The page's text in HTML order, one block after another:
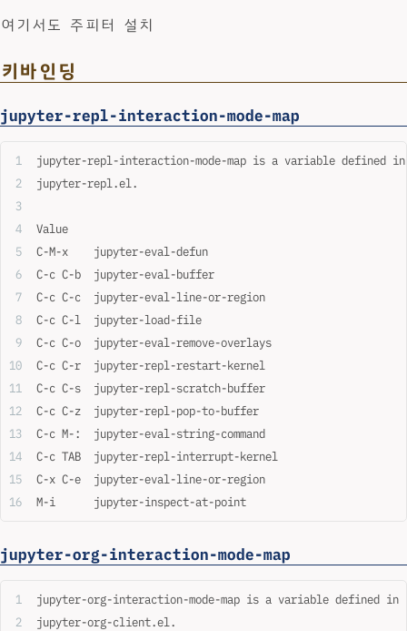
여기서도 주피터 설치
키바인딩
jupyter-repl-interaction-mode-map
jupyter-repl-interaction-mode-map is a variable defined in
jupyter-repl.el.
Value
C-M-x    jupyter-eval-defun
C-c C-b  jupyter-eval-buffer
C-c C-c  jupyter-eval-line-or-region
C-c C-l  jupyter-load-file
C-c C-o  jupyter-eval-remove-overlays
C-c C-r  jupyter-repl-restart-kernel
C-c C-s  jupyter-repl-scratch-buffer
C-c C-z  jupyter-repl-pop-to-buffer
C-c M-:  jupyter-eval-string-command
C-c TAB  jupyter-repl-interrupt-kernel
C-x C-e  jupyter-eval-line-or-region
M-i      jupyter-inspect-at-point
jupyter-org-interaction-mode-map
jupyter-org-interaction-mode-map is a variable defined in
jupyter-org-client.el.